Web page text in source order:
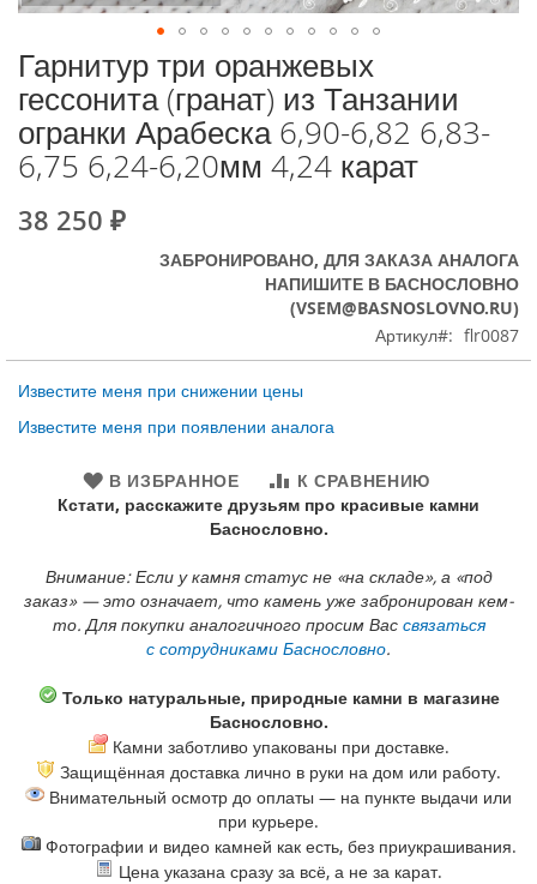
Гарнитур три оранжевых
гессонита (гранат) из Танзании
огранки Арабеска 6,90-6,82 6,83-
6,75 6,24-6,20мм 4,24 карат
38 250 ₽
ЗАБРОНИРОВАНО, ДЛЯ ЗАКАЗА АНАЛОГА
НАПИШИТЕ В БАСНОСЛОВНО
(VSEM@BASNOSLOVNO.RU)
Артикул
flr0087
Известите меня при снижении цены
Известите меня при появлении аналога
В ИЗБРАННОЕ
К СРАВНЕНИЮ
Кстати, расскажите друзьям про красивые камни
Баснословно.
Внимание: Если у камня статус не «на складе», а «под
заказ» — это означает, что камень уже забронирован кем-
то. Для покупки аналогичного просим Вас связаться
с сотрудниками Баснословно.
Только натуральные, природные камни в магазине
Баснословно.
Камни заботливо упакованы при доставке.
Защищённая доставка лично в руки на дом или работу.
Внимательный осмотр до оплаты — на пункте выдачи или
при курьере.
Фотографии и видео камней как есть, без приукрашивания.
Цена указана сразу за всё, а не за карат.
К
началу
галереи
изображений